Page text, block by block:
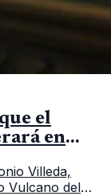
el
en
Villeda,
Vulcano del